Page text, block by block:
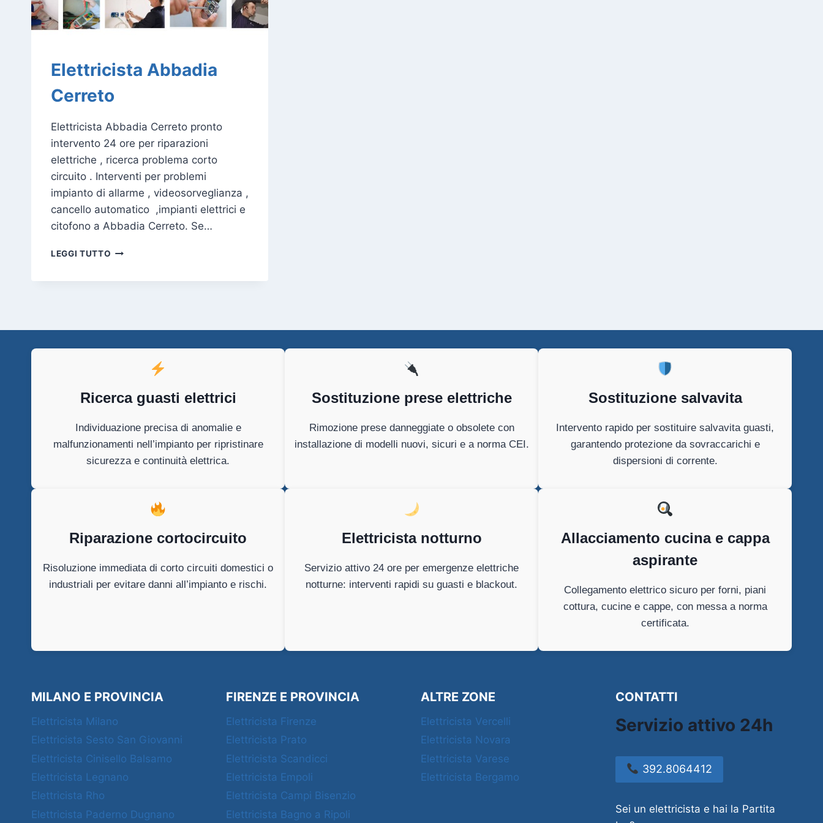
Elettricista Abbadia
Cerreto
Elettricista Abbadia Cerreto pronto
intervento 24 ore per riparazioni
elettriche , ricerca problema corto
circuito . Interventi per problemi
impianto di allarme , videosorveglianza ,
cancello automatico ,impianti elettrici e
citofono a Abbadia Cerreto. Se…
LEGGI TUTTO ELETTRICISTA
Ricerca guasti elettrici
Individuazione precisa di anomalie e
malfunzionamenti nell’impianto per ripristinare
sicurezza e continuità elettrica.
Sostituzione prese elettriche
Rimozione prese danneggiate o obsolete con
installazione di modelli nuovi, sicuri e a norma CEI.
Sostituzione salvavita
Intervento rapido per sostituire salvavita guasti,
garantendo protezione da sovraccarichi e
dispersioni di corrente.
Riparazione cortocircuito
Risoluzione immediata di corto circuiti domestici o
industriali per evitare danni all’impianto e rischi.
Elettricista notturno
Servizio attivo 24 ore per emergenze elettriche
notturne: interventi rapidi su guasti e blackout.
Allacciamento cucina e cappa
aspirante
Collegamento elettrico sicuro per forni, piani
cottura, cucine e cappe, con messa a norma
certificata.
MILANO E PROVINCIA
Elettricista Milano
Elettricista Sesto San Giovanni
Elettricista Cinisello Balsamo
Elettricista Legnano
Elettricista Rho
Elettricista Paderno Dugnano
FIRENZE E PROVINCIA
Elettricista Firenze
Elettricista Prato
Elettricista Scandicci
Elettricista Empoli
Elettricista Campi Bisenzio
Elettricista Bagno a Ripoli
ALTRE ZONE
Elettricista Vercelli
Elettricista Novara
Elettricista Varese
Elettricista Bergamo
CONTATTI
Servizio attivo 24h
392.8064412
Sei un elettricista e hai la Partita